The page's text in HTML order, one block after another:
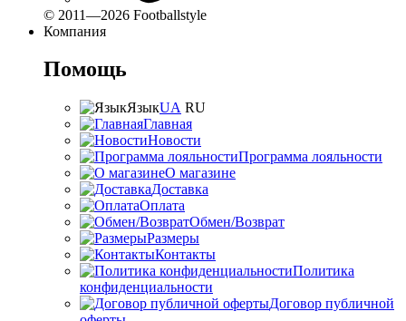
© 2011—2026 Footballstyle
Компания
Помощь
ЯзыкUA RU
Главная
Новости
Программа лояльности
О магазине
Доставка
Оплата
Обмен/Возврат
Размеры
Контакты
Политика
конфиденциальности
Договор публичной